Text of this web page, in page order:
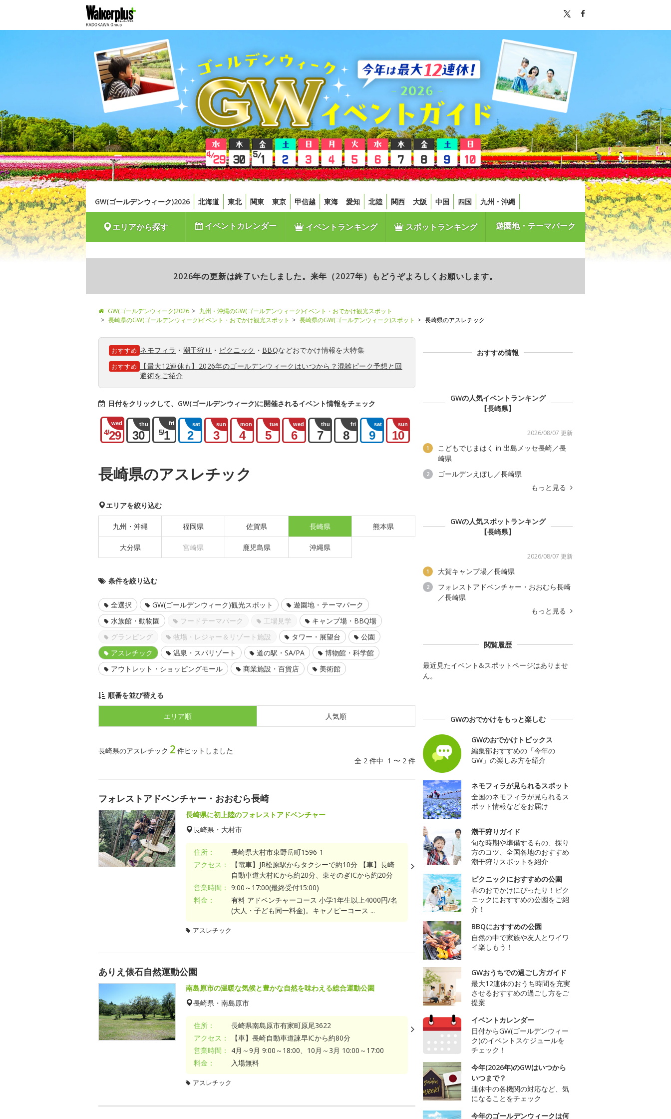
GW(ゴールデンウィーク)2026 北海道 東北 関東 東京 甲信越 東海 愛知 北陸 関西 大阪 中国 四国 九州・沖縄
エリアから探す イベントカレンダー イベントランキング スポットランキング 遊園地・テーマパーク
2026年の更新は終了いたしました。来年（2027年）もどうぞよろしくお願いします。
GW(ゴールデンウィーク)2026
九州・沖縄のGW(ゴールデンウィーク)イベント・おでかけ観光スポット
長崎県のGW(ゴールデンウィーク)イベント・おでかけ観光スポット
長崎県のGW(ゴールデンウィーク)スポット 長崎県のアスレチック
おすすめ ネモフィラ ・ 潮干狩り ・ ピクニック ・ BBQなどおでかけ情報を大特集
おすすめ
【最大12連休も】2026年のゴールデンウィークはいつから？混雑ピーク予想と回
避術をご紹介
日付をクリックして、GW(ゴールデンウィーク)に開催されるイベント情報をチェック
wed
4/29
thu
30
fri
5/1
sat
2
sun
3
mon
4
tue
5
wed
6
thu
7
fri
8
sat
9
sun
10
長崎県のアスレチック
エリアを絞り込む
九州・沖縄 福岡県 佐賀県 長崎県 熊本県
大分県 宮崎県 鹿児島県 沖縄県
条件を絞り込む
全選択 GW(ゴールデンウィーク)観光スポット
遊園地・テーマパーク
水族館・動物園
フードテーマパーク 工場見学
キャンプ場・BBQ場
グランピング
牧場・レジャー＆リゾート施設 タワー・展望台
公園
アスレチック
温泉・スパリゾート 道の駅・SA/PA
博物館・科学館
アウトレット・ショッピングモール
商業施設・百貨店 美術館
順番を並び替える
エリア順 人気順
長崎県のアスレチック 2 件ヒットしました
全 2 件中 1 〜 2 件
フォレストアドベンチャー・おおむら長崎
長崎県に初上陸のフォレストアドベンチャー
長崎県・大村市
住所：
長崎県大村市東野岳町1596-1
アクセス：
【電車】JR松原駅からタクシーで約10分 【車】長崎
自動車道大村ICから約20分、東そのぎICから約20分
営業時間： 9:00～17:00(最終受付15:00)
料金：
有料 アドベンチャーコース 小学1年生以上4000円/名
(大人・子ども同一料金)。キャノピーコース ...
アスレチック
ありえ俵石自然運動公園
南島原市の温暖な気候と豊かな自然を味わえる総合運動公園
長崎県・南島原市
住所：
長崎県南島原市有家町原尾3622
アクセス：
【車】長崎自動車道諫早ICから約80分
営業時間：
4月～9月 9:00～18:00、10月～3月 10:00～17:00
料金：
入場無料
アスレチック
おすすめ情報
GWの人気イベントランキング
【長崎県】
2026/08/07 更新
1
こどもでじまはく in 出島メッセ長崎／長
崎県
2
ゴールデンえぼし／長崎県
もっと見る
GWの人気スポットランキング
【長崎県】
2026/08/07 更新
1 大賀キャンプ場／長崎県
2
フォレストアドベンチャー・おおむら長崎
／長崎県
もっと見る
閲覧履歴
最近見たイベント&スポットページはありませ
ん。
GWのおでかけをもっと楽しむ
GWのおでかけトピックス
編集部おすすめの「今年の
GW」の楽しみ方を紹介
ネモフィラが見られるスポット
全国のネモフィラが見られるス
ポット情報などをお届け
潮干狩りガイド
旬な時期や準備するもの、採り
方のコツ、全国各地のおすすめ
潮干狩りスポットを紹介
ピクニックにおすすめの公園
春のおでかけにぴったり！ピク
ニックにおすすめの公園をご紹
介！
BBQにおすすめの公園
自然の中で家族や友人とワイワ
イ楽しもう！
GWおうちでの過ごし方ガイド
最大12連休のおうち時間を充実
させるおすすめの過ごし方をご
提案
イベントカレンダー
日付からGW(ゴールデンウィー
ク)のイベントスケジュールを
チェック！
今年(2026年)のGWはいつから
いつまで？
連休中の各機関の対応など、気
になることをチェック
今年のゴールデンウィークは何